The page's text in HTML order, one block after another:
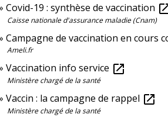
Covid-19 : synthèse de vaccination
Caisse nationale d'assurance maladie (Cnam)
Campagne de vaccination en cours
Ameli.fr
Vaccination info service open_in_new
Ministère chargé de la santé
Vaccin : la campagne de rappel open_in_new
Ministère chargé de la santé